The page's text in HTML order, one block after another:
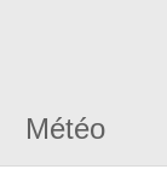
Météo